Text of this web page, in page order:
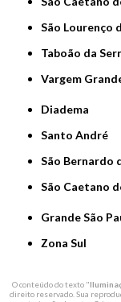
São Lourenço
Taboão da
Vargem
Diadema
Santo André
São Bernardo
São Caetano
Grande São
Zona Sul
O conteúdo do texto "
direito reservado. Sua